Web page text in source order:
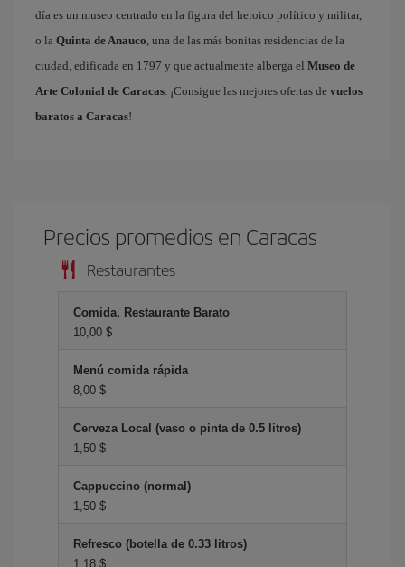
día es un museo centrado en la figura del heroico político y militar,
o la Quinta de Anauco, una de las más bonitas residencias de la
ciudad, edificada en 1797 y que actualmente alberga el Museo de
Arte Colonial de Caracas. ¡Consigue las mejores ofertas de vuelos
baratos a Caracas!
Precios promedios en Caracas
Restaurantes
Comida, Restaurante Barato
10,00 $
Menú comida rápida
8,00 $
Cerveza Local (vaso o pinta de 0.5 litros)
1,50 $
Cappuccino (normal)
1,50 $
Refresco (botella de 0.33 litros)
1,18 $